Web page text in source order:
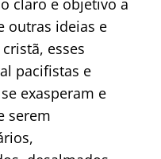
claro e objetivo a
outras ideias e
esses
pacifistas e
exasperam e
serem